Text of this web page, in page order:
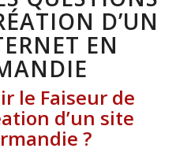
D’UN
EN
le Faiseur de
d’un site
?